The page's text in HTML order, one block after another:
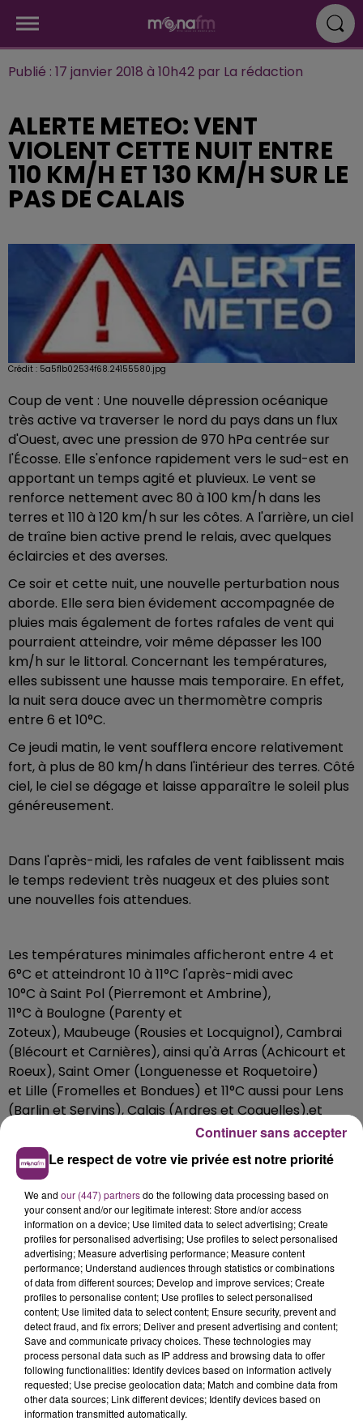
Publié : 17 janvier 2018 à 10h42 par La rédaction
ALERTE METEO: VENT
VIOLENT CETTE NUIT ENTRE
110 KM/H ET 130 KM/H SUR LE
PAS DE CALAIS
Crédit : 5a5f1b02534f68.24155580.jpg
Coup de vent : Une nouvelle dépression océanique
très active va traverser le nord du pays dans un flux
d'Ouest, avec une pression de 970 hPa centrée sur
l'Écosse. Elle s'enfonce rapidement vers le sud-est en
apportant un temps agité et pluvieux. Le vent se
renforce nettement avec 80 à 100 km/h dans les
terres et 110 à 120 km/h sur les côtes. A l'arrière, un ciel
de traîne bien active prend le relais, avec quelques
éclaircies et des averses.
Ce soir et cette nuit, une nouvelle perturbation nous
aborde. Elle sera bien évidement accompagnée de
pluies mais également de fortes rafales de vent qui
pourraient atteindre, voir même dépasser les 100
km/h sur le littoral. Concernant les températures,
elles subissent une hausse mais temporaire. En effet,
la nuit sera douce avec un thermomètre compris
entre 6 et 10°C.
Ce jeudi matin, le vent soufflera encore relativement
fort, à plus de 80 km/h dans l'intérieur des terres. Côté
ciel, le ciel se dégage et laisse apparaître le soleil plus
généreusement.
Dans l'après-midi, les rafales de vent faiblissent mais
le temps redevient très nuageux et des pluies sont
une nouvelles fois attendues.
Les températures minimales afficheront entre 4 et
6°C et atteindront 10 à 11°C l'après-midi avec
10°C à Saint Pol (Pierremont et Ambrine),
11°C à Boulogne (Parenty et
Zoteux), Maubeuge (Rousies et Locquignol), Cambrai
(Blécourt et Carnières), ainsi qu'à Arras (Achicourt et
Roeux), Saint Omer (Longuenesse et Roquetoire)
et Lille (Fromelles et Bondues) et 11°C aussi pour Lens
(Barlin et Servins), Calais (Ardres et Coquelles).et
Valenciennes (Raismes et Thiant).
Le respect de votre vie privée est notre priorité
We and our (447) partnersdo the following data processing based on
your consent and/or our legitimate interest: Store and/or access
information on a device; Use limited data to select advertising; Create
profiles for personalised advertising; Use profiles to select personalised
advertising; Measure advertising performance; Measure content
performance; Understand audiences through statistics or combinations
of data from different sources; Develop and improve services; Create
profiles to personalise content; Use profiles to select personalised
content; Use limited data to select content; Ensure security, prevent and
detect fraud, and fix errors; Deliver and present advertising and content;
Save and communicate privacy choices. These technologies may
process personal data such as IP address and browsing data to offer
following functionalities: Identify devices based on information actively
requested; Use precise geolocation data; Match and combine data from
other data sources; Link different devices; Identify devices based on
information transmitted automatically.
Continuer sans accepter